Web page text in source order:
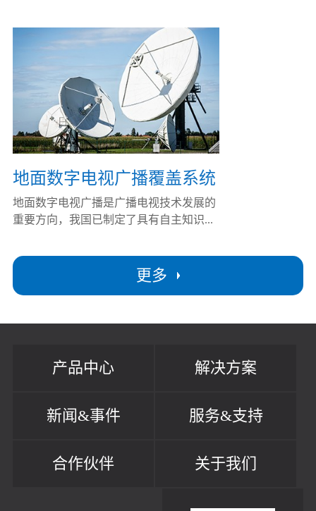
更多
地面数字电视广播覆盖系统
地面数字电视广播是广播电视技术发展的
重要方向，我国已制定了具有自主知识...
产品中心 解决方案
新闻&事件 服务&支持
合作伙伴 关于我们